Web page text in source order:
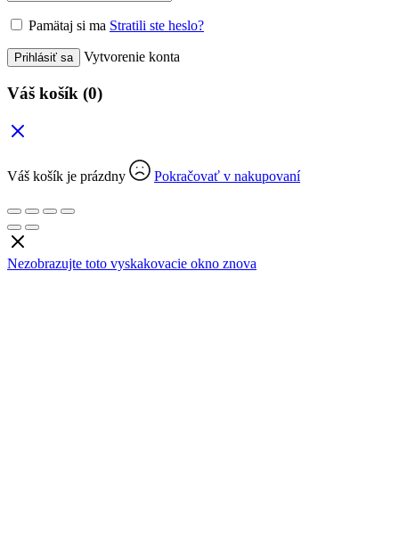
Pamätaj si ma Stratili ste heslo?
Prihlásiť sa Vytvorenie konta
Váš košík (0)
Váš košík je prázdny Pokračovať v nakupovaní
Nezobrazujte toto vyskakovacie okno znova